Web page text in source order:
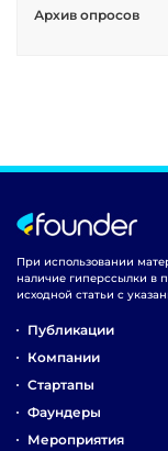
Архив опросов
При использовании
наличие гиперссылки в
исходной статьи с
Публикации
Компании
Стартапы
Фаундеры
Мероприятия